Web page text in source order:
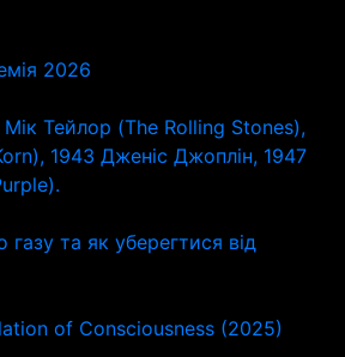
2026
Тейлор (The Rolling Stones),
1943 Дженіс Джоплін, 1947
газу та як уберегтися від
of Consciousness (2025)